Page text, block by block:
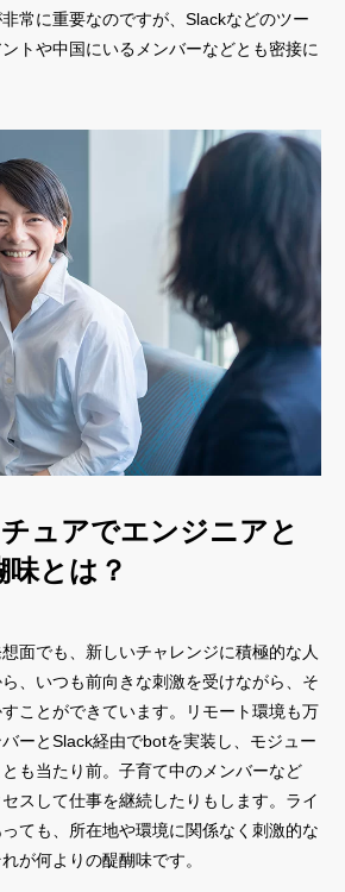
常に重要なのですが、Slackなどのツー
トや中国にいるメンバーなどとも密接に
ュアでエンジニアと
味とは？
面でも、新しいチャレンジに積極的な人
、いつも前向きな刺激を受けながら、そ
ことができています。リモート環境も万
ーとSlack経由でbotを実装し、モジュー
も当たり前。子育て中のメンバーなど
スして仕事を継続したりもします。ライ
ても、所在地や環境に関係なく刺激的な
が何よりの醍醐味です。